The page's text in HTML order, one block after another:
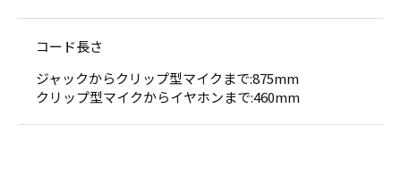
コード長さ
ジャックからクリップ型マイクまで:875mm
クリップ型マイクからイヤホンまで:460mm